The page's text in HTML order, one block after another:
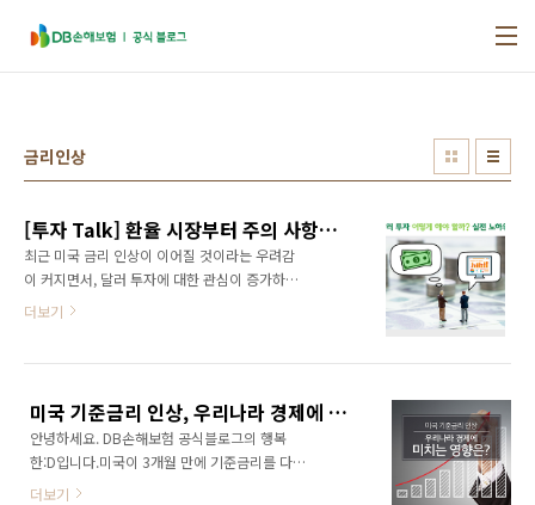
금리인상
[투자 Talk] 환율 시장부터 주의 사항까지! 달러 투자 방법 알아보기
최근 미국 금리 인상이 이어질 것이라는 우려감
이 커지면서, 달러 투자에 대한 관심이 증가하고
있습니다. 달러 대비 원화를 의미하는 원·달러
이어감을 의미)가 현실화된다면, 달러의 강세가
더욱 뚜렷해질 것입니다. 또, 환율 역시 추가 상
승할 수 있기에 투자자들 사이에서 달러 투자를
늘려야 하는지에 대한 질문 역시 늘어나고 있습
더보기
미국 기준금리 인상, 우리나라 경제에 미치는 영향은?
안녕하세요. DB손해보험 공식블로그의 행복
한:D입니다.미국이 3개월 만에 기준금리를 다시
인상하면서 많은 사람의 관심이 쏠리고 있습니
더보기